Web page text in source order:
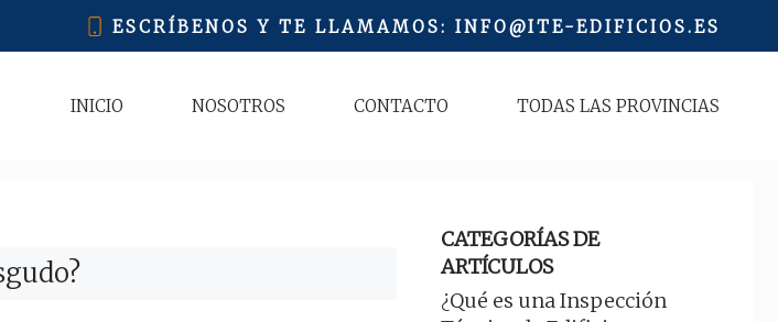
ESCRÍBENOS Y TE LLAMAMOS: INFO@ITE-EDIFICIOS.ES
INICIO NOSOTROS CONTACTO TODAS LAS PROVINCIAS
CATEGORÍAS DE
ARTÍCULOS
¿Qué es una Inspección